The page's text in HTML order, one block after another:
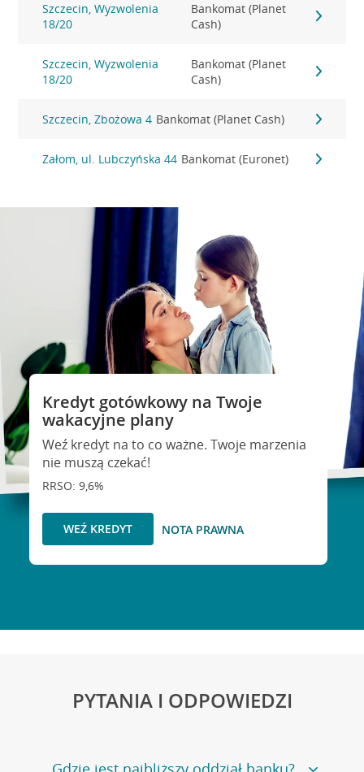
Szczecin, Wyzwolenia
18/20
Bankomat (Planet
Cash)
Szczecin, Wyzwolenia
18/20
Bankomat (Planet
Cash)
Szczecin, Zbożowa 4 Bankomat (Planet Cash)
Załom, ul. Lubczyńska 44 Bankomat (Euronet)
Kredyt gotówkowy na Twoje
wakacyjne plany
Weź kredyt na to co ważne. Twoje marzenia
nie muszą czekać!
RRSO: 9,6%
WEŹ KREDYT NOTA PRAWNA
PYTANIA I ODPOWIEDZI